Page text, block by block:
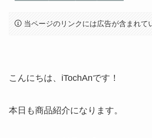
当ページのリンクには広告が含まれて
こんにちは、iTochAnです！
本日も商品紹介になります。